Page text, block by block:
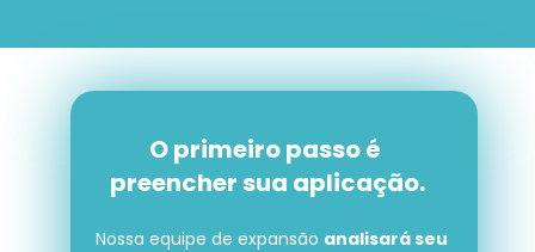
O primeiro passo é
preencher sua aplicação.
Nossa equipe de expansão analisará seu